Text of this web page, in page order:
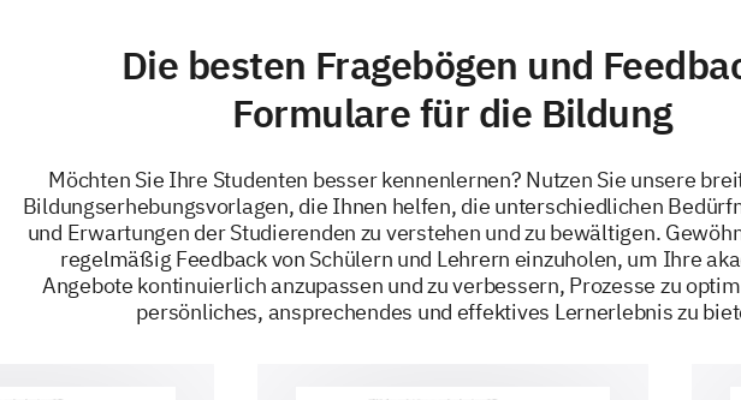
Die besten Fragebögen und
Formulare für die Bildung
Möchten Sie Ihre Studenten besser kennenlernen? Nutzen Sie unsere
Bildungserhebungsvorlagen, die Ihnen helfen, die unterschiedlichen
und Erwartungen der Studierenden zu verstehen und zu bewältigen.
regelmäßig Feedback von Schülern und Lehrern einzuholen, um Ihre
Angebote kontinuierlich anzupassen und zu verbessern, Prozesse zu
persönliches, ansprechendes und effektives Lernerlebnis zu